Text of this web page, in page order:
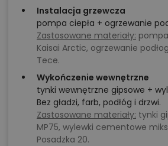
Instalacja grzewcza
pompa ciepła + ogrzewanie
Zastosowane materiały:
Kaisai Arctic, ogrzewanie
Tece.
Wykończenie wewnętrzne
tynki wewnętrzne gipsowe +
Bez gładzi, farb, podłóg i drzwi.
Zastosowane materiały: tynki
MP75, wylewki cementowe
Posadzka 20.